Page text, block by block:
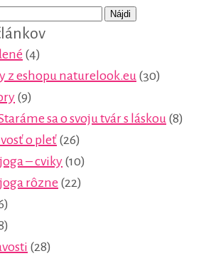
(4)
z eshopu naturelook.eu (30)
(9)
sa o svoju tvár s láskou (8)
o pleť (26)
– cviky (10)
rôzne (22)
(28)